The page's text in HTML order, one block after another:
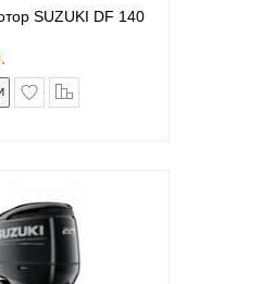
SUZUKI DF 140
в закладки